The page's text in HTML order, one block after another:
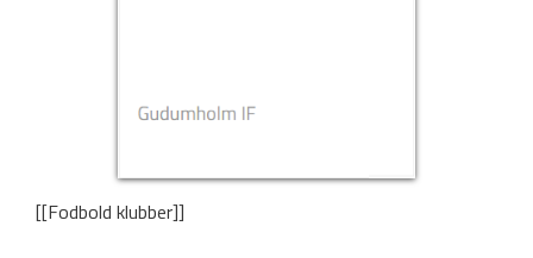
[[Fodbold klubber]]